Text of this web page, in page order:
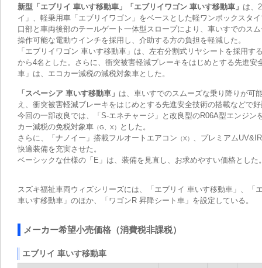
新型「エブリイ 車いす移動車」「エブリイワゴン 車いす移動車」 は、
イ」、軽乗用車「エブリイワゴン」をベースとした軽ワンボックスタ
口部と車両後部のテールゲート一体型スロープにより、車いすでのス
操作可能な電動ウインチを採用し、介助する方の負担を軽減した。
「エブリイワゴン 車いす移動車」は、左右分割式リヤシートを採用
から4名とした。さらに、衝突被害軽減ブレーキをはじめとする先進
車」は、エコカー減税の減税対象車とした。
「スペーシア 車いす移動車」 は、車いすでのスムーズな乗り降りが可
え、衝突被害軽減ブレーキをはじめとする先進安全技術の搭載などで
今回の一部改良では、「S-エネチャージ」と改良型のR06A型エンジン
カー減税の免税対象車 （G、X）
とした。
さらに、「ナノイー」搭載フルオートエアコン （X） 、プレミアム
快適装備を充実させた。
ベーシックな仕様の「E」は、装備を見直し、お求めやすい価格とした
スズキ福祉車両ウィズシリーズには、「エブリイ 車いす移動車」、「
車いす移動車」のほか、「ワゴンR 昇降シート車」を設定している。
メーカー希望小売価格（消費税非課税）
エブリイ 車いす移動車